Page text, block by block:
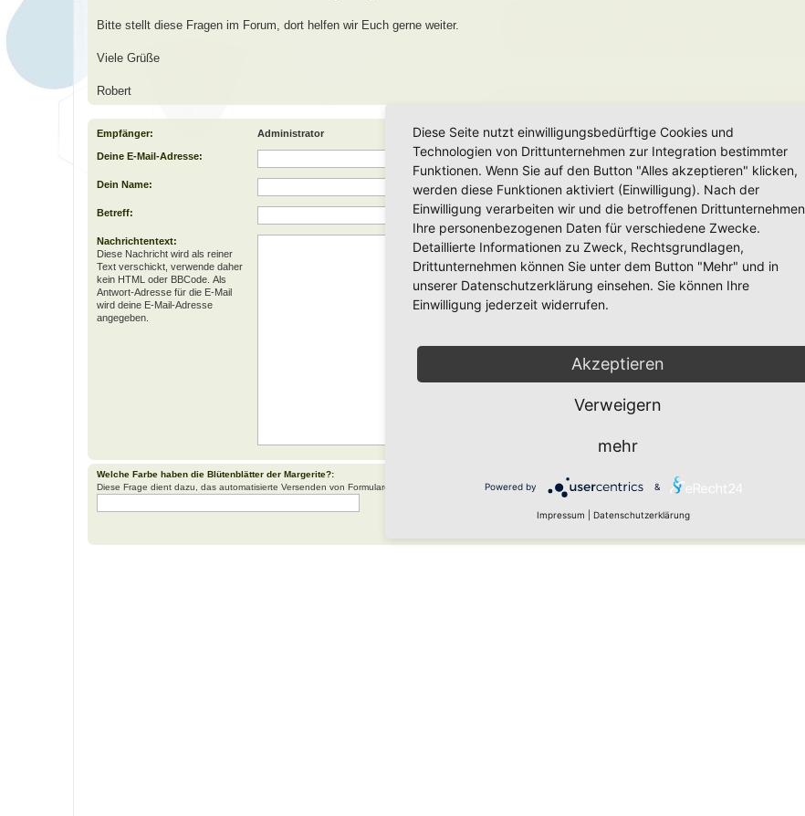
Bitte stellt diese Fragen im Forum, dort helfen wir Euch gerne weiter.
Viele Grüße
Robert
Empfänger: Administrator
Deine E-Mail-Adresse:
Dein Name:
Betreff:
Nachrichtentext:
Diese Nachricht wird als reiner
Text verschickt, verwende daher
kein HTML oder BBCode. Als
Antwort-Adresse für die E-Mail
wird deine E-Mail-Adresse
angegeben.
Welche Farbe haben die Blütenblätter der Margerite?:
Diese Frage dient dazu, das automatisierte Versenden von Formularen durch Spam-Bots zu verhindern.
Diese Seite nutzt einwilligungsbedürftige Cookies und
Technologien von Drittunternehmen zur Integration bestimmter
Funktionen. Wenn Sie auf den Button "Alles akzeptieren" klicken,
werden diese Funktionen aktiviert (Einwilligung). Nach der
Einwilligung verarbeiten wir und die betroffenen Drittunternehmen
Ihre personenbezogenen Daten für verschiedene Zwecke.
Detaillierte Informationen zu Zweck, Rechtsgrundlagen,
Drittunternehmen können Sie unter dem Button "Mehr" und in
unserer Datenschutzerklärung einsehen. Sie können Ihre
Einwilligung jederzeit widerrufen.
Akzeptieren
Verweigern
mehr
Powered by &
Impressum Datenschutzerklärung